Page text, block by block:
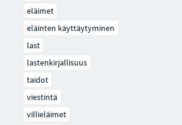
eläimet
eläinten käyttäytyminen
last
lastenkirjallisuus
taidot
viestintä
villieläimet